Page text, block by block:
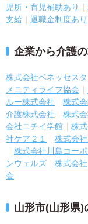
児所・育児補助あり
支給
退職金制度あり
企業から介護
株式会社ベネッセス
メニティライフ協会
ルー株式会社
株式
介護株式会社
株式
会社ニチイ学館
株
社ケア２１
株式会
株式会社川島コー
ンウェルズ
株式会
会
山形市(山形県)